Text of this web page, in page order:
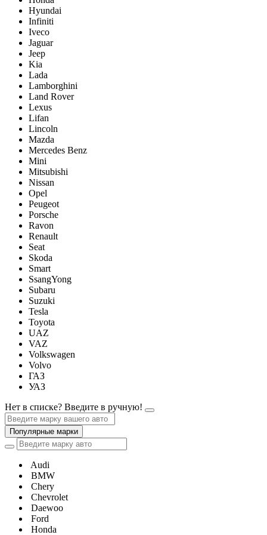
Hyundai
Infiniti
Iveco
Jaguar
Jeep
Kia
Lada
Lamborghini
Land Rover
Lexus
Lifan
Lincoln
Mazda
Mercedes Benz
Mini
Mitsubishi
Nissan
Opel
Peugeot
Porsche
Ravon
Renault
Seat
Skoda
Smart
SsangYong
Subaru
Suzuki
Tesla
Toyota
UAZ
VAZ
Volkswagen
Volvo
ГАЗ
УАЗ
Нет в списке? Введите в ручную!
Популярные марки
Audi
BMW
Chery
Chevrolet
Daewoo
Ford
Honda